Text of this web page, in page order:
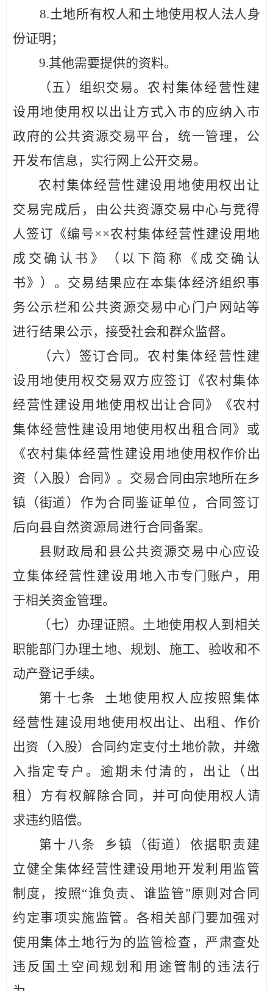
8.土地所有权人和土地使用权人法人身
份证明；
9.其他需要提供的资料。
（五）组织交易。 农村集体经营性建
设用地使用权以出让方式入市的应纳入市
政府的公共资源交易平台，统一管理，公
开发布信息，实行网上公开交易。
农村集体经营性建设用地使用权出让
交易完成后，由公共资源交易中心与竞得
人签订《编号××农村集体经营性建设用地
成交确认书》（以下简称《成交确认
书》）。交易结果应在本集体经济组织事
务公示栏和公共资源交易中心门户网站等
进行结果公示，接受社会和群众监督。
（六）签订合同。 农村集体经营性建
设用地使用权交易 双方应签订《农村集体
经营性建设用地使用权出让合同》《农村
集体经营性建设用地使用权出租合同》或
《农村集体经营性建设用地使用权作价出
资（入股）合同》。交易合同由宗地所在乡
镇（街道）作为合同鉴证单位，合同签订
后向县 自然资源局进行合同备案。
县财政局和 县公共资源交易中心应设
立集体经营性建设用地入市专门账户，用
于相关资金管理。
（七）办理证照。 土地使用权人到相关
职能部门办理土地、 规划、施工、验收和不
动产登记手续。
第十 七条
土地使用权人应按照集体
经营性建设用地使用权出让、出租、作价
出资（入股）合同约定支付土地价款， 并缴
入指定专户。逾期未付清的，出让（出
租）方有权解 除合同，并可 向使用权人请
求违约赔偿。
第十 八条 乡镇 （街道 ） 依据职责建
立健全集体经营性建设用地开发利用监管
制度，按照“谁负责、谁监管”原则对合同
约定事项实施监管。各相关部门要加强对
使用集体土地行为的监管检查，严肃查处
违反国土空间规划 和用途管制的违法行